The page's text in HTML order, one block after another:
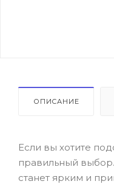
ОПИСАНИЕ
Если вы хотите
правильный
станет ярким и